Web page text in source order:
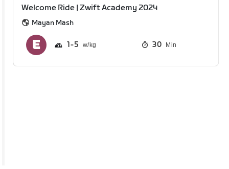
Welcome Ride | Zwift Academy 2024
Mayan Mash
1 5 30 Min